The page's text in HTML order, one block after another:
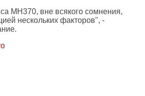
MH370, вне всякого сомнения,
нескольких факторов", -